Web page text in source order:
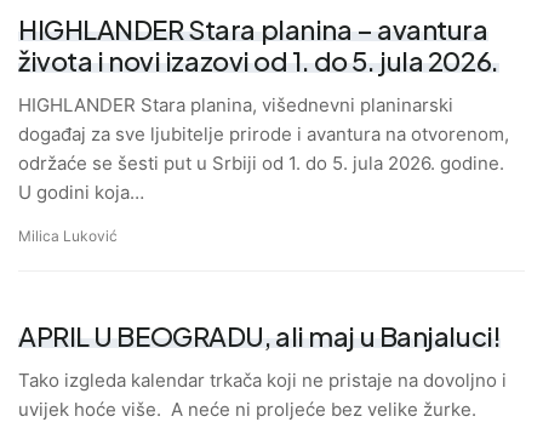
HIGHLANDER Stara planina – avantura
života i novi izazovi od 1. do 5. jula 2026.
HIGHLANDER Stara planina, višednevni planinarski
događaj za sve ljubitelje prirode i avantura na otvorenom,
održaće se šesti put u Srbiji od 1. do 5. jula 2026. godine.
U godini koja…
Milica Luković
APRIL U BEOGRADU, ali maj u Banjaluci!
Tako izgleda kalendar trkača koji ne pristaje na dovoljno i
uvijek hoće više. A neće ni proljeće bez velike žurke.